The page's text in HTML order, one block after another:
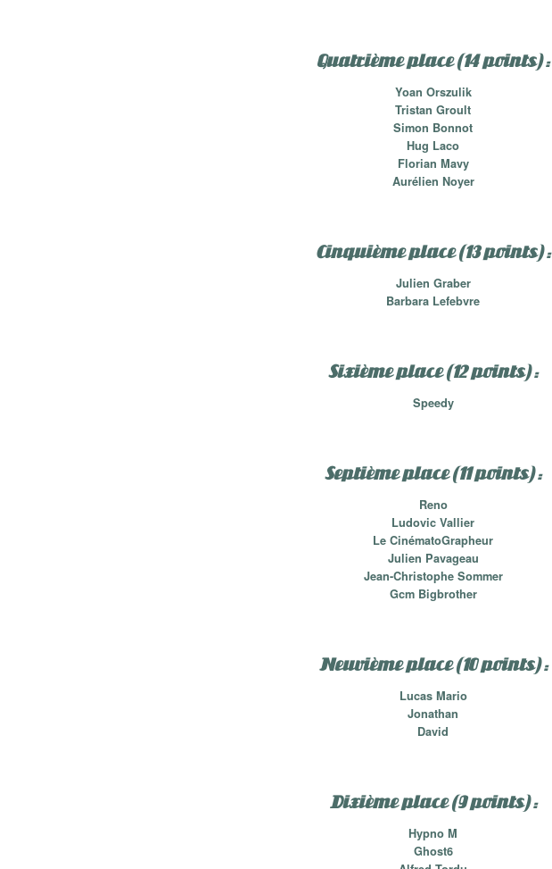
Quatrième place (14 points) :
Yoan Orszulik
Tristan Groult
Simon Bonnot
Hug Laco
Florian Mavy
Aurélien Noyer
Cinquième place (13 points) :
Julien Graber
Barbara Lefebvre
Sixième place (12 points) :
Speedy
Septième place (11 points) :
Reno
Ludovic Vallier
Le CinématoGrapheur
Julien Pavageau
Jean-Christophe Sommer
Gcm Bigbrother
Neuvième place (10 points) :
Lucas Mario
Jonathan
David
Dixième place (9 points) :
Hypno M
Ghost6